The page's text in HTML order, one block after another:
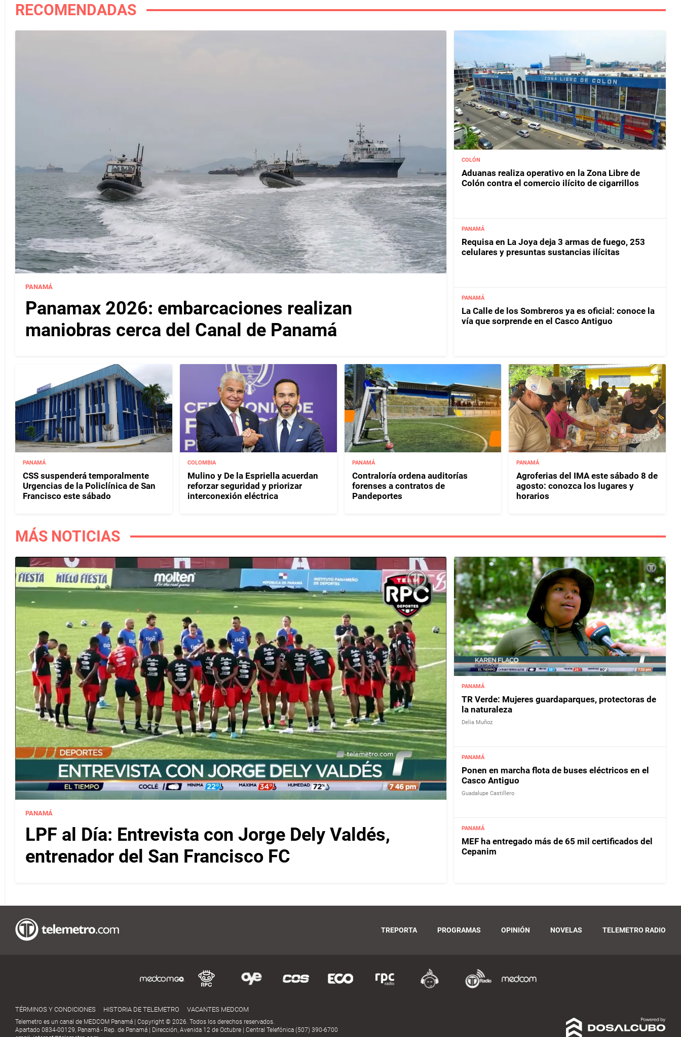
RECOMENDADAS
PANAMÁ
Panamax 2026: embarcaciones realizan
maniobras cerca del Canal de Panamá
COLÓN
Aduanas realiza operativo en la Zona Libre de
Colón contra el comercio ilícito de cigarrillos
PANAMÁ
Requisa en La Joya deja 3 armas de fuego, 253
celulares y presuntas sustancias ilícitas
PANAMÁ
La Calle de los Sombreros ya es oficial: conoce la
vía que sorprende en el Casco Antiguo
PANAMÁ
CSS suspenderá temporalmente
Urgencias de la Policlínica de San
Francisco este sábado
COLOMBIA
Mulino y De la Espriella acuerdan
reforzar seguridad y priorizar
interconexión eléctrica
PANAMÁ
Contraloría ordena auditorías
forenses a contratos de
Pandeportes
PANAMÁ
Agroferias del IMA este sábado 8 de
agosto: conozca los lugares y
horarios
MÁS NOTICIAS
PANAMÁ
LPF al Día: Entrevista con Jorge Dely Valdés,
entrenador del San Francisco FC
PANAMÁ
TR Verde: Mujeres guardaparques, protectoras de
la naturaleza
Delia Muñoz
PANAMÁ
Ponen en marcha flota de buses eléctricos en el
Casco Antiguo
Guadalupe Castillero
PANAMÁ
MEF ha entregado más de 65 mil certificados del
Cepanim
TREPORTA PROGRAMAS OPINIÓN NOVELAS TELEMETRO RADIO
TÉRMINOS Y CONDICIONES HISTORIA DE TELEMETRO VACANTES MEDCOM
Telemetro es un canal de MEDCOM Panamá | Copyright © 2026. Todos los derechos reservados.
Apartado 0834-00129, Panamá - Rep. de Panamá | Dirección, Avenida 12 de Octubre | Central Telefónica (507) 390-6700